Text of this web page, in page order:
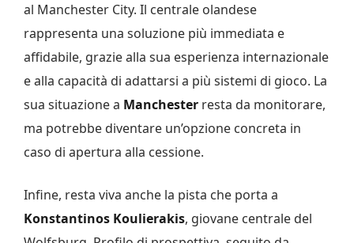
al Manchester City. Il centrale olandese
rappresenta una soluzione più immediata e
affidabile, grazie alla sua esperienza internazionale
e alla capacità di adattarsi a più sistemi di gioco. La
sua situazione a Manchester resta da monitorare,
ma potrebbe diventare un’opzione concreta in
caso di apertura alla cessione.
Infine, resta viva anche la pista che porta a
Konstantinos Koulierakis, giovane centrale del